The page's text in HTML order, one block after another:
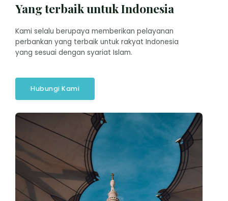
Yang terbaik untuk Indonesia
Kami selalu berupaya memberikan pelayanan
perbankan yang terbaik untuk rakyat Indonesia
yang sesuai dengan syariat Islam.
Hubungi Kami